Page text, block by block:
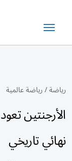
رياضة/رياضة عالمية
الأرجنتين
نهائي تاريخي